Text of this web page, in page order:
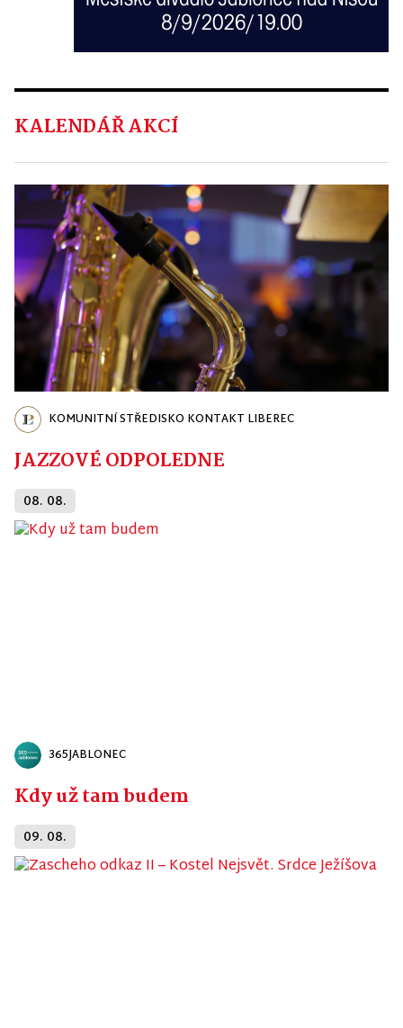
KALENDÁŘ AKCÍ
KOMUNITNÍ STŘEDISKO KONTAKT LIBEREC
JAZZOVÉ ODPOLEDNE
08. 08.
365JABLONEC
Kdy už tam budem
09. 08.